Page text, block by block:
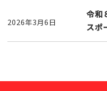
2026年3月6日
令和
スポ